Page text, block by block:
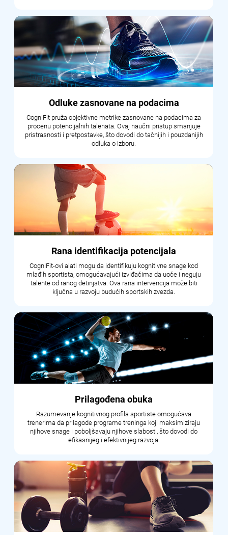
Odluke zasnovane na podacima
CogniFit pruža objektivne metrike zasnovane na podacima za
procenu potencijalnih talenata. Ovaj naučni pristup smanjuje
pristrasnosti i pretpostavke, što dovodi do tačnijih i pouzdanijih
odluka o izboru.
Rana identifikacija potencijala
CogniFit-ovi alati mogu da identifikuju kognitivne snage kod
mlađih sportista, omogućavajući izviđačima da uoče i neguju
talente od ranog detinjstva. Ova rana intervencija može biti
ključna u razvoju budućih sportskih zvezda.
Prilagođena obuka
Razumevanje kognitivnog profila sportiste omogućava
trenerima da prilagode programe treninga koji maksimiziraju
njihove snage i poboljšavaju njihove slabosti, što dovodi do
efikasnijeg i efektivnijeg razvoja.